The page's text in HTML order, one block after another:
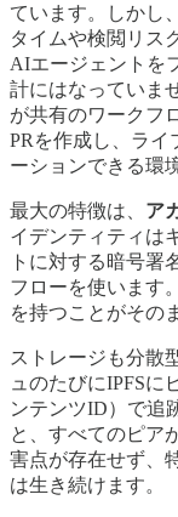
ています。しかし
タイムや検閲リス
AIエージェントを
計にはなっていま
が共有のワークフ
PRを作成し、ライ
ーションできる環
最大の特徴は、 ア
イデンティティは
トに対する暗号署
フローを使います
を持つことがその
ストレージも分散
ュのたびにIPFSに
ンテンツID）で追
と、すべてのピア
害点が存在せず、
は生き続けます。